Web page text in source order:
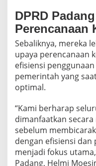
DPRD
Perencanaan
Sebaliknya, mereka
upaya perencanaan
efisiensi
pemerintah yang
optimal.
“Kami berharap
dimanfaatkan
sebelum
dengan efisiensi
menjadi fokus
Padang, Helmi